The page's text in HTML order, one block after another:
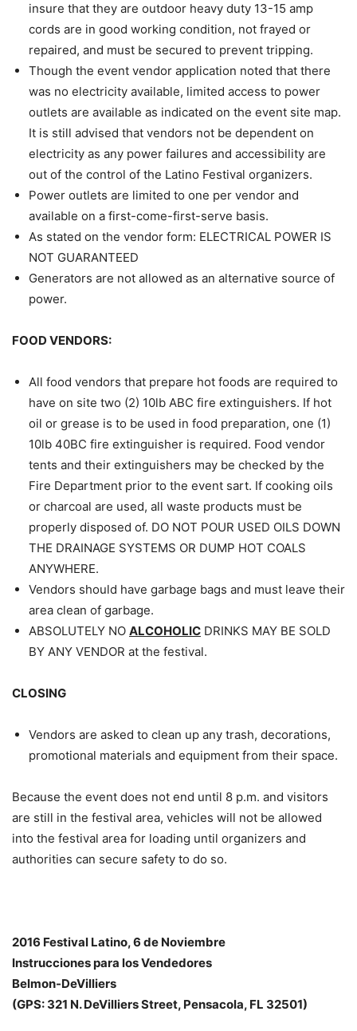
insure that they are outdoor heavy duty 13-15 amp
cords are in good working condition, not frayed or
repaired, and must be secured to prevent tripping.
Though the event vendor application noted that there
was no electricity available, limited access to power
outlets are available as indicated on the event site map.
It is still advised that vendors not be dependent on
electricity as any power failures and accessibility are
out of the control of the Latino Festival organizers.
Power outlets are limited to one per vendor and
available on a first-come-first-serve basis.
As stated on the vendor form: ELECTRICAL POWER IS
NOT GUARANTEED
Generators are not allowed as an alternative source of
power.
FOOD VENDORS:
All food vendors that prepare hot foods are required to
have on site two (2) 10lb ABC fire extinguishers. If hot
oil or grease is to be used in food preparation, one (1)
10lb 40BC fire extinguisher is required. Food vendor
tents and their extinguishers may be checked by the
Fire Department prior to the event sart. If cooking oils
or charcoal are used, all waste products must be
properly disposed of. DO NOT POUR USED OILS DOWN
THE DRAINAGE SYSTEMS OR DUMP HOT COALS
ANYWHERE.
Vendors should have garbage bags and must leave their
area clean of garbage.
ABSOLUTELY NO ALCOHOLIC DRINKS MAY BE SOLD
BY ANY VENDOR at the festival.
CLOSING
Vendors are asked to clean up any trash, decorations,
promotional materials and equipment from their space.
Because the event does not end until 8 p.m. and visitors
are still in the festival area, vehicles will not be allowed
into the festival area for loading until organizers and
authorities can secure safety to do so.
2016 Festival Latino, 6 de Noviembre
Instrucciones para los Vendedores
Belmon-DeVilliers
(GPS: 321 N. DeVilliers Street, Pensacola, FL 32501)